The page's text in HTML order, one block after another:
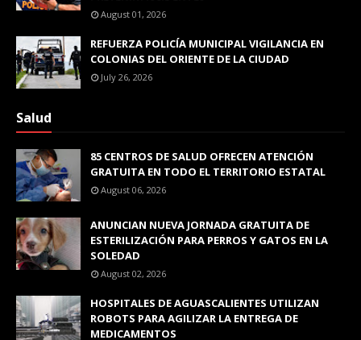
August 01, 2026
REFUERZA POLICÍA MUNICIPAL VIGILANCIA EN
COLONIAS DEL ORIENTE DE LA CIUDAD
July 26, 2026
Salud
85 CENTROS DE SALUD OFRECEN ATENCIÓN
GRATUITA EN TODO EL TERRITORIO ESTATAL
August 06, 2026
ANUNCIAN NUEVA JORNADA GRATUITA DE
ESTERILIZACIÓN PARA PERROS Y GATOS EN LA
SOLEDAD
August 02, 2026
HOSPITALES DE AGUASCALIENTES UTILIZAN
ROBOTS PARA AGILIZAR LA ENTREGA DE
MEDICAMENTOS